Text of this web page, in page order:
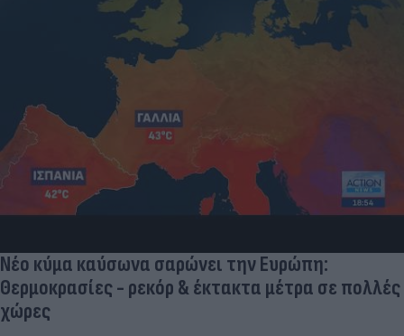
Νέο κύμα καύσωνα σαρώνει την Ευρώπη:
Θερμοκρασίες - ρεκόρ & έκτακτα μέτρα σε πολλές
χώρες